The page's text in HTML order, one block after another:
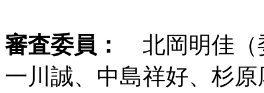
審査委員：
北岡明佳（
一川誠、中島祥好、杉